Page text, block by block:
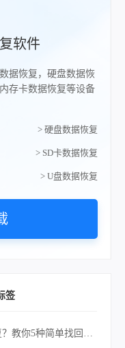
软件
据恢复，硬盘数据恢
存卡数据恢复等设备
> 硬盘数据恢复
> SD卡数据恢复
> U盘数据恢复
签
不小心删除微信聊天记录怎么恢复？教你5种简单找回的方法！